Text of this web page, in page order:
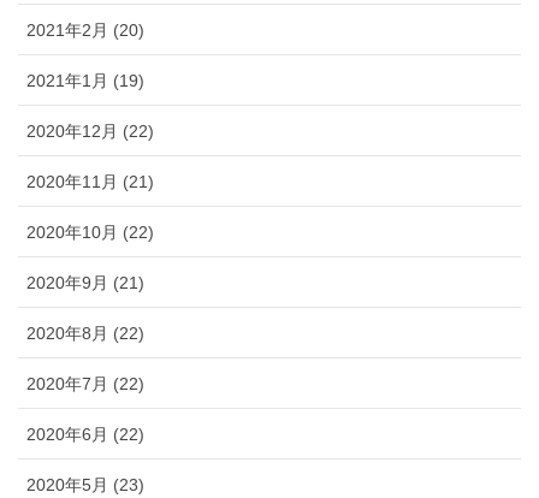
2021年2月 (20)
2021年1月 (19)
2020年12月 (22)
2020年11月 (21)
2020年10月 (22)
2020年9月 (21)
2020年8月 (22)
2020年7月 (22)
2020年6月 (22)
2020年5月 (23)